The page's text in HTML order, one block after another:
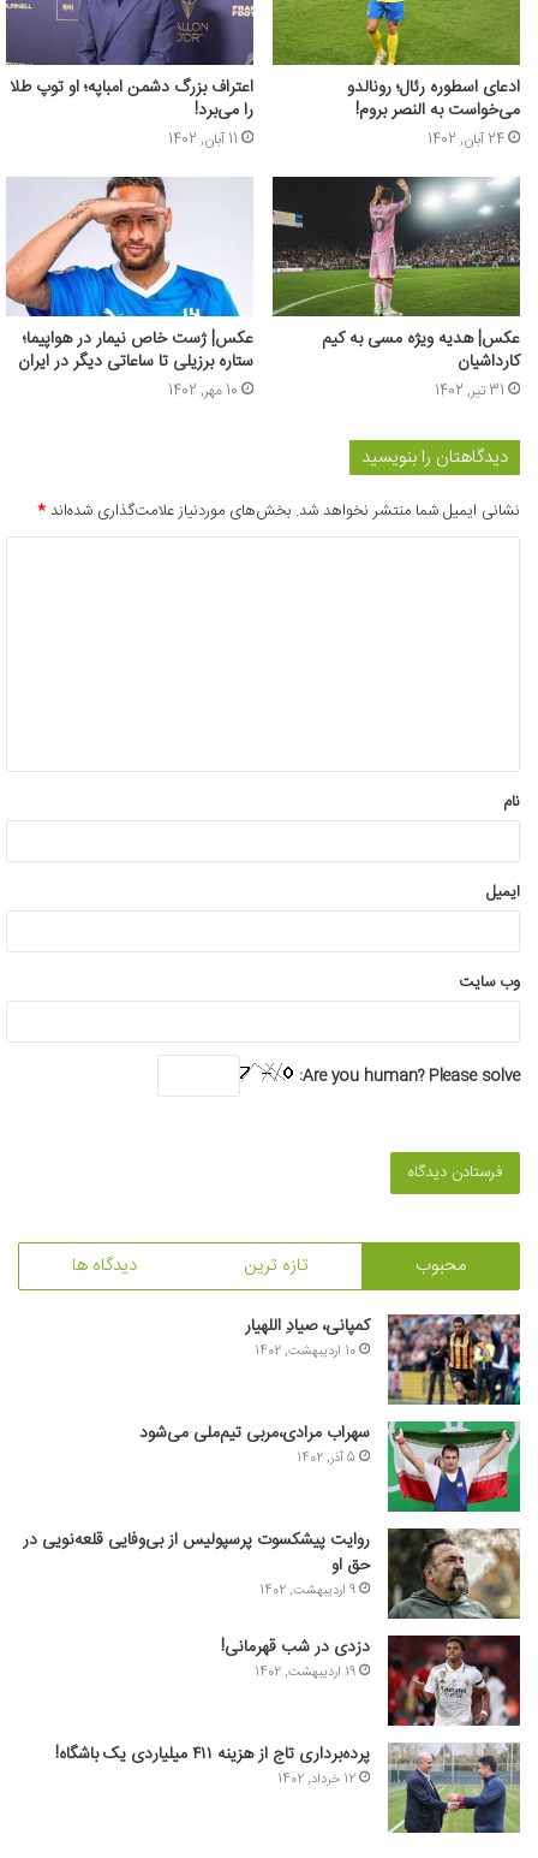
ادعای اسطوره رئال؛ رونالدو
می‌خواست به النصر بروم!
24 آبان, 1402
اعتراف بزرگ دشمن امباپه؛ او توپ طلا
را می‌برد!
11 آبان, 1402
عکس| هدیه ویژه مسی به کیم
کارداشیان
31 تیر, 1402
عکس‌| ژست خاص نیمار در هواپیما؛
ستاره برزیلی تا ساعاتی دیگر در ایران
10 مهر, 1402
دیدگاهتان را بنویسید
نشانی ایمیل شما منتشر نخواهد شد. بخش‌های موردنیاز علامت‌گذاری شده‌اند*
*
نام
ایمیل
وب‌ سایت
Are you human? Please solve:
محبوب تازه ترین دیدگاه ها
کمپانی، صیادِ اللهیار
10 اردیبهشت, 1402
سهراب مرادی،مربی تیم‌ملی می‌شود
5 آذر, 1402
روایت پیشکسوت پرسپولیس از بی‌وفایی قلعه‌نویی در
حق او
9 اردیبهشت, 1402
دزدی در شب قهرمانی!
19 اردیبهشت, 1402
پرده‌برداری تاج از هزینه ۴۱۱ میلیاردی یک باشگاه!
12 خرداد, 1402